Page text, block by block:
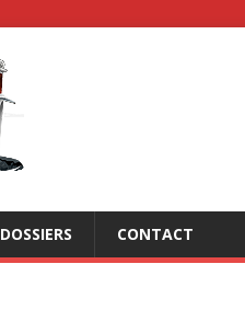
DOSSIERS CONTACT